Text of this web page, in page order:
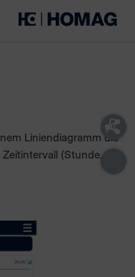
Liniendiagramm die
(Stunde,